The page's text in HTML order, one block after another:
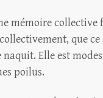
mémoire collective
que
Elle est
poilus.